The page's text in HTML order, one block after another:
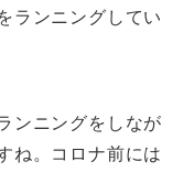
ランニングしてい
ンニングをしなが
ね。コロナ前には